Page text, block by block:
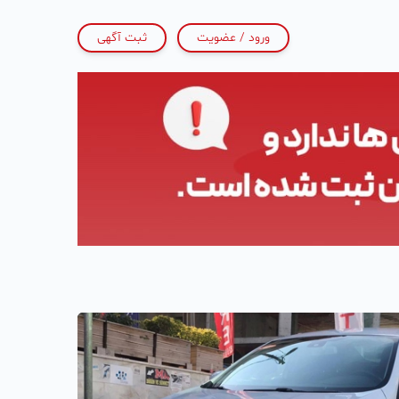
ورود / عضویت ثبت آگهی